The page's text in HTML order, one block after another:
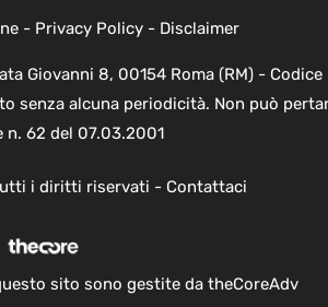
- Privacy Policy- Disclaimer
Giovanni 8, 00154 Roma (RM) -
senza alcuna periodicità. Non può
n. 62 del 07.03.2001
i diritti riservati - Contattaci
sito sono gestite da theCoreAdv